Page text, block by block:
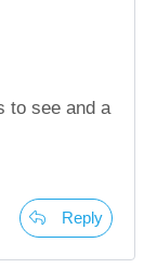
to see and a
Reply